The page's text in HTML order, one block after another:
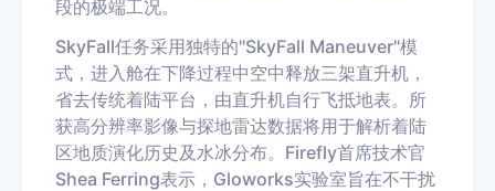
段的极端工况。
SkyFall任务采用独特的"SkyFall Maneuver"模
式，进入舱在下降过程中空中释放三架直升机，
省去传统着陆平台，由直升机自行飞抵地表。所
获高分辨率影像与探地雷达数据将用于解析着陆
区地质演化历史及水冰分布。Firefly首席技术官
Shea Ferring表示，Gloworks实验室旨在不干扰